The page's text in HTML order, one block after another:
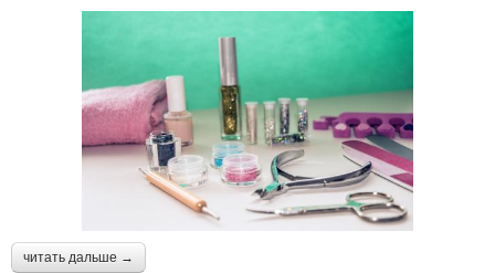
читать дальше →